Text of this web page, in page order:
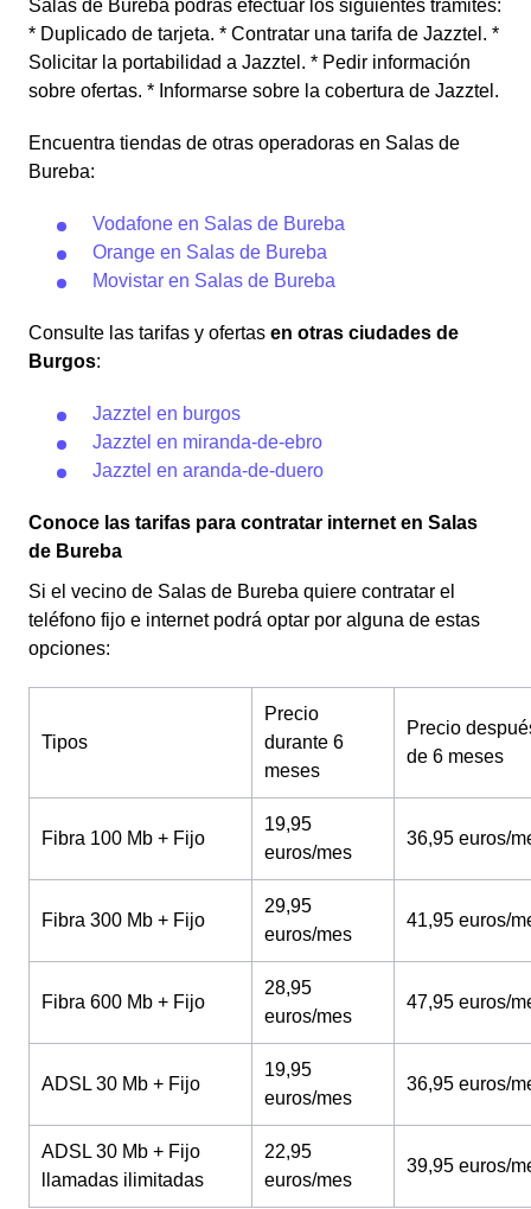
Salas de Bureba podrás efectuar los siguientes trámites:
* Duplicado de tarjeta. * Contratar una tarifa de Jazztel. *
Solicitar la portabilidad a Jazztel. * Pedir información
sobre ofertas. * Informarse sobre la cobertura de Jazztel.
Encuentra tiendas de otras operadoras en Salas de
Bureba:
Vodafone en Salas de Bureba
Orange en Salas de Bureba
Movistar en Salas de Bureba
Consulte las tarifas y ofertas en otras ciudades de
Burgos:
Jazztel en burgos
Jazztel en miranda-de-ebro
Jazztel en aranda-de-duero
Conoce las tarifas para contratar internet en Salas
de Bureba
Si el vecino de Salas de Bureba quiere contratar el
teléfono fijo e internet podrá optar por alguna de estas
opciones:
Tipos
Precio
durante 6
meses
Precio
de 6 meses
Fibra 100 Mb + Fijo
19,95
euros/mes
36,95 euros/
Fibra 300 Mb + Fijo
29,95
euros/mes
41,95 euros/
Fibra 600 Mb + Fijo
28,95
euros/mes
47,95 euros/
ADSL 30 Mb + Fijo
19,95
euros/mes
36,95 euros/
ADSL 30 Mb + Fijo
llamadas ilimitadas
22,95
euros/mes
39,95 euros/